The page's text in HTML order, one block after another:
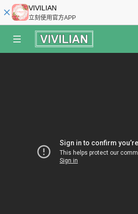
VIVILIAN
立刻使用官方APP